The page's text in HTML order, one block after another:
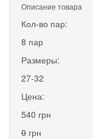
Описание товара
Кол-во пар:
8 пар
Размеры:
27-32
Цена:
540 грн
0 грн